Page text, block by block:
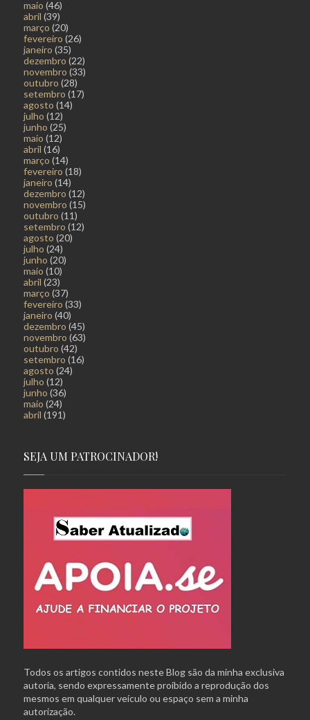
maio (46)
abril (39)
março (20)
fevereiro (26)
janeiro (35)
dezembro (22)
novembro (33)
outubro (28)
setembro (17)
agosto (14)
julho (12)
junho (25)
maio (12)
abril (16)
março (14)
fevereiro (18)
janeiro (14)
dezembro (12)
novembro (15)
outubro (11)
setembro (12)
agosto (20)
julho (24)
junho (20)
maio (10)
abril (23)
março (37)
fevereiro (33)
janeiro (40)
dezembro (45)
novembro (63)
outubro (42)
setembro (16)
agosto (24)
julho (12)
junho (36)
maio (24)
abril (191)
SEJA UM PATROCINADOR!
Todos os artigos contidos neste Blog são da minha exclusiva
autoria, sendo expressamente proibido a reprodução dos
mesmos em qualquer veículo ou espaço sem a minha
autorização.